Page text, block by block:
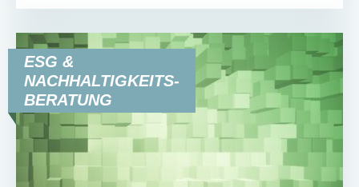
ESG &
NACHHALTIGKEITS-
BERATUNG